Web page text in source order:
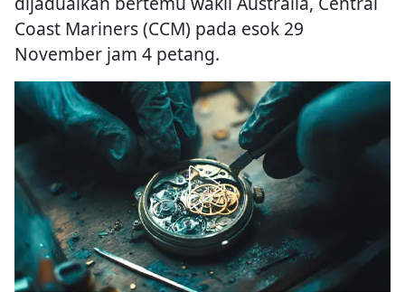
Coast Mariners (CCM) pada esok 29
November jam 4 petang.